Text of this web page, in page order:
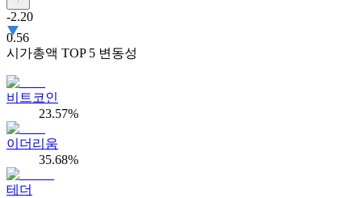
-2.20
0.56
시가총액 TOP 5 변동성
비트코인
23.57%
이더리움
35.68%
테더